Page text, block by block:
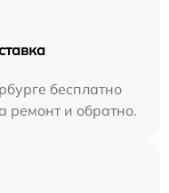
бесплатно
ремонт и обратно.